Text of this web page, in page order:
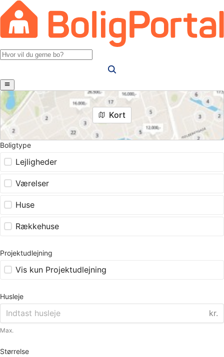
Kort
Boligtype
Lejligheder
Værelser
Huse
Rækkehuse
Projektudlejning
Vis kun Projektudlejning
Husleje
kr.
Max.
Størrelse